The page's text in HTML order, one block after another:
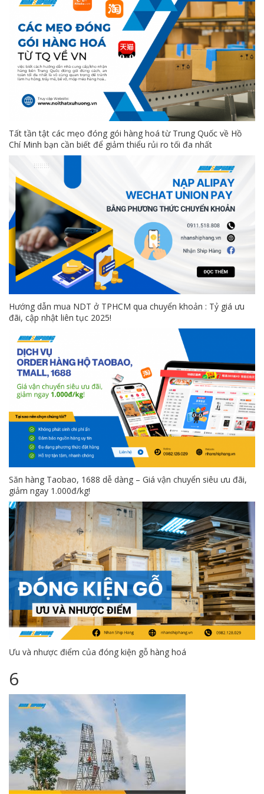
Tất tần tật các mẹo đóng gói hàng hoá từ Trung Quốc về Hồ
Chí Minh bạn cần biết để giảm thiểu rủi ro tối đa nhất
Hướng dẫn mua NDT ở TPHCM qua chuyển khoản : Tỷ giá ưu
đãi, cập nhật liên tục 2025!
Săn hàng Taobao, 1688 dễ dàng – Giá vận chuyển siêu ưu đãi,
giảm ngay 1.000đ/kg!
Ưu và nhược điểm của đóng kiện gỗ hàng hoá
6